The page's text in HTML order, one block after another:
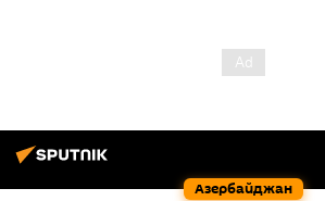
Азербайджан